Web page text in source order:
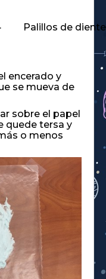
· Palillos de
encerado y
se mueva de
sobre el papel
quede tersa y
o menos